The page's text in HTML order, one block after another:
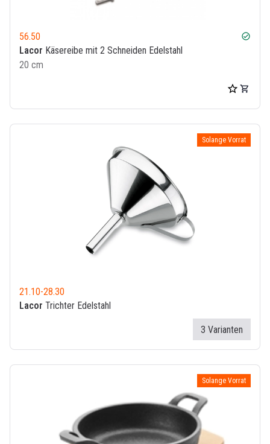
56.50 check_circle
Lacor Käsereibe mit 2 Schneiden Edelstahl
20 cm
Solange Vorrat
21.10-28.30
Lacor Trichter Edelstahl
3 Varianten
Solange Vorrat